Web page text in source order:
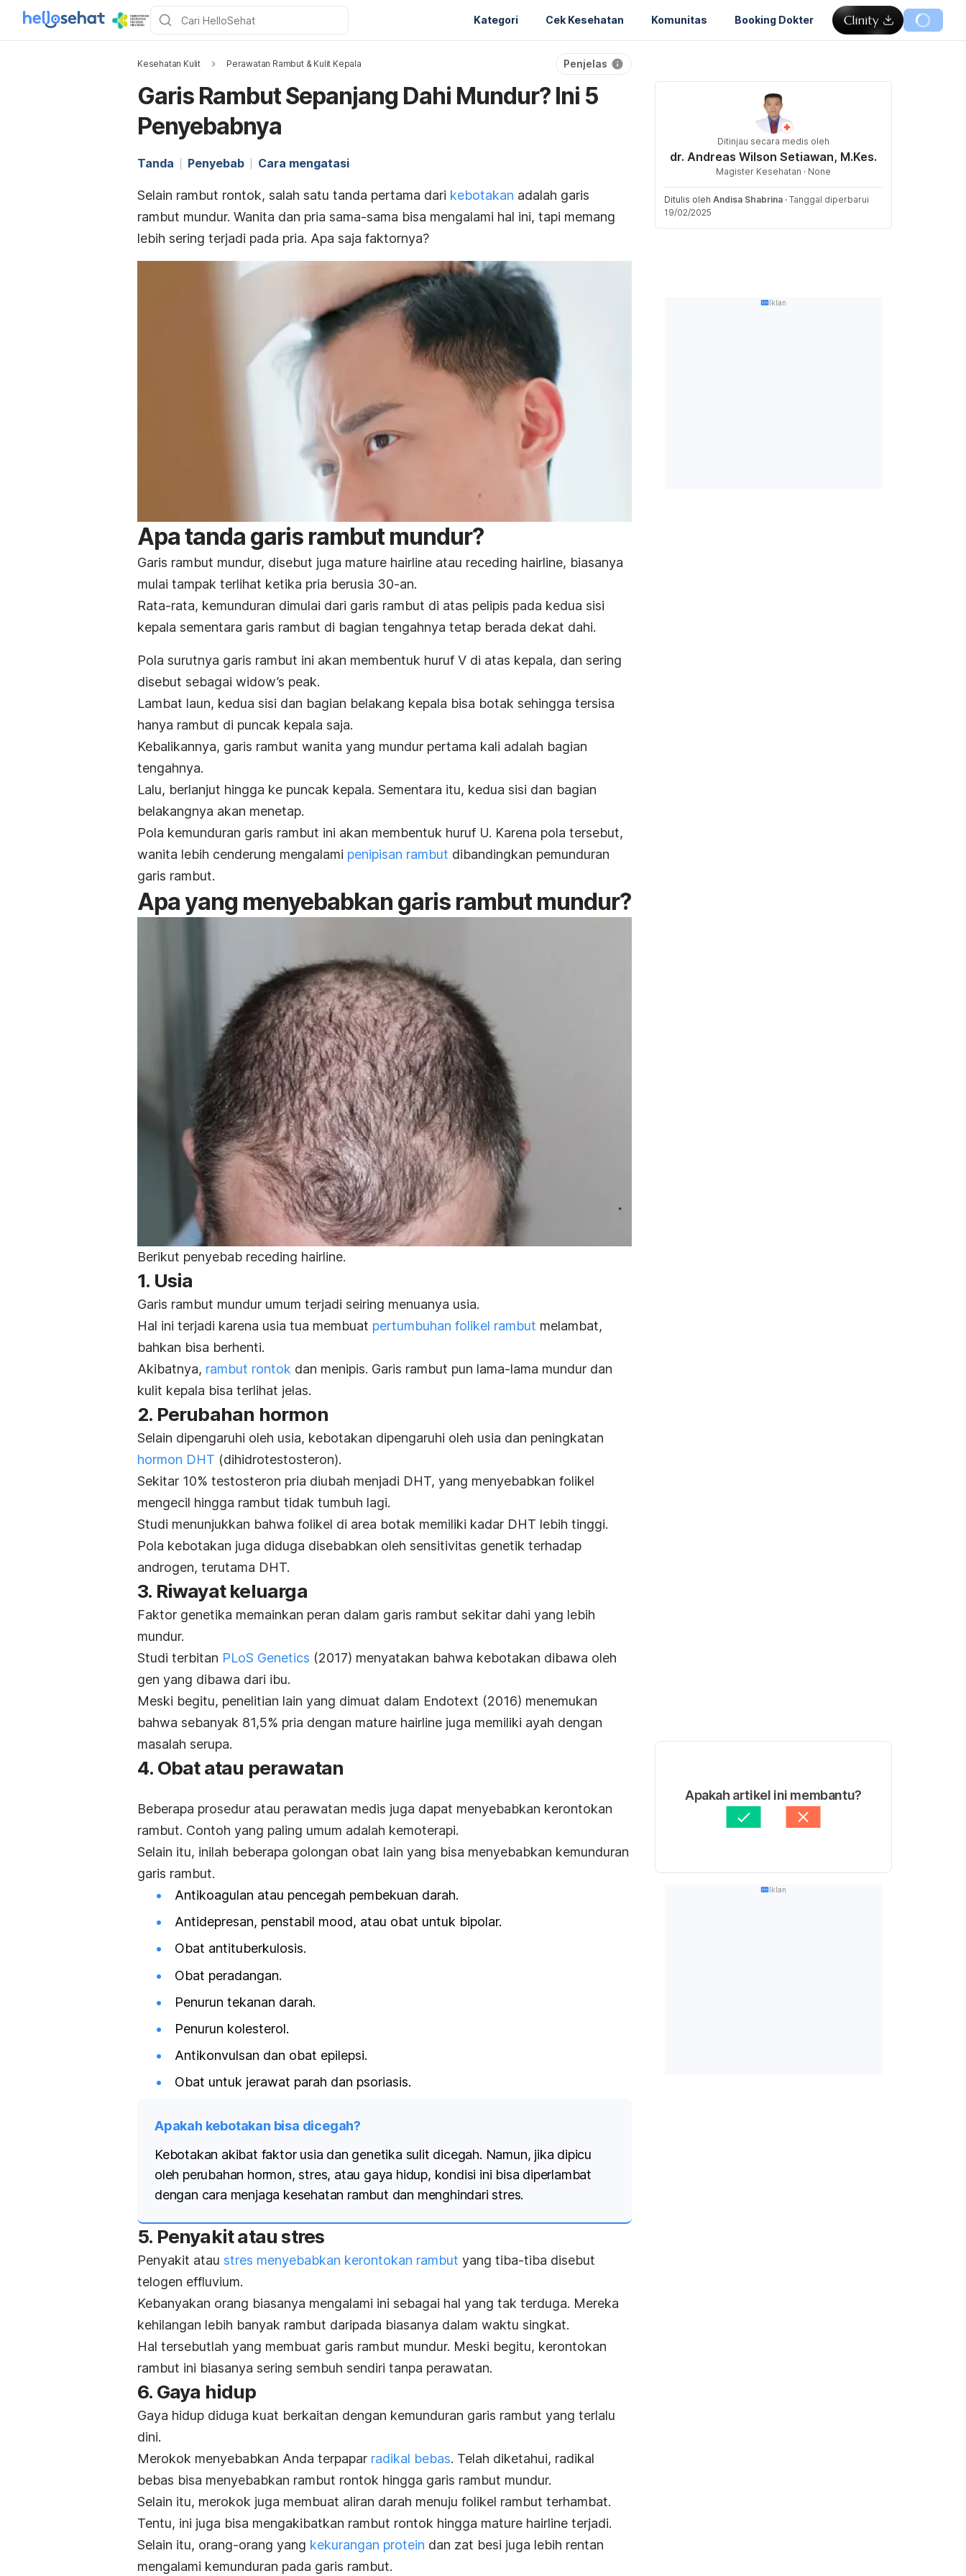
Kategori Cek Kesehatan Komunitas Booking Dokter
Kesehatan Kulit Perawatan Rambut & Kulit Kepala Penjelas
Garis Rambut Sepanjang Dahi Mundur? Ini 5
Penyebabnya
Tanda Penyebab Cara mengatasi
Selain rambut rontok, salah satu tanda pertama dari kebotakan adalah garis
rambut mundur. Wanita dan pria sama-sama bisa mengalami hal ini, tapi memang
lebih sering terjadi pada pria. Apa saja faktornya?
Apa tanda garis rambut mundur?
Garis rambut mundur, disebut juga mature hairline atau receding hairline, biasanya
mulai tampak terlihat ketika pria berusia 30-an.
Rata-rata, kemunduran dimulai dari garis rambut di atas pelipis pada kedua sisi
kepala sementara garis rambut di bagian tengahnya tetap berada dekat dahi.
Pola surutnya garis rambut ini akan membentuk huruf V di atas kepala, dan sering
disebut sebagai widow’s peak.
Lambat laun, kedua sisi dan bagian belakang kepala bisa botak sehingga tersisa
hanya rambut di puncak kepala saja.
Kebalikannya, garis rambut wanita yang mundur pertama kali adalah bagian
tengahnya.
Lalu, berlanjut hingga ke puncak kepala. Sementara itu, kedua sisi dan bagian
belakangnya akan menetap.
Pola kemunduran garis rambut ini akan membentuk huruf U. Karena pola tersebut,
wanita lebih cenderung mengalami penipisan rambut dibandingkan pemunduran
garis rambut.
Apa yang menyebabkan garis rambut mundur?
Berikut penyebab receding hairline.
1. Usia
Garis rambut mundur umum terjadi seiring menuanya usia.
Hal ini terjadi karena usia tua membuat pertumbuhan folikel rambut melambat,
bahkan bisa berhenti.
Akibatnya, rambut rontok dan menipis. Garis rambut pun lama-lama mundur dan
kulit kepala bisa terlihat jelas.
2. Perubahan hormon
Selain dipengaruhi oleh usia, kebotakan dipengaruhi oleh usia dan peningkatan
hormon DHT (dihidrotestosteron).
Sekitar 10% testosteron pria diubah menjadi DHT, yang menyebabkan folikel
mengecil hingga rambut tidak tumbuh lagi.
Studi menunjukkan bahwa folikel di area botak memiliki kadar DHT lebih tinggi.
Pola kebotakan juga diduga disebabkan oleh sensitivitas genetik terhadap
androgen, terutama DHT.
3. Riwayat keluarga
Faktor genetika memainkan peran dalam garis rambut sekitar dahi yang lebih
mundur.
Studi terbitan PLoS Genetics (2017) menyatakan bahwa kebotakan dibawa oleh
gen yang dibawa dari ibu.
Meski begitu, penelitian lain yang dimuat dalam Endotext (2016) menemukan
bahwa sebanyak 81,5% pria dengan mature hairline juga memiliki ayah dengan
masalah serupa.
4. Obat atau perawatan
Beberapa prosedur atau perawatan medis juga dapat menyebabkan kerontokan
rambut. Contoh yang paling umum adalah kemoterapi.
Selain itu, inilah beberapa golongan obat lain yang bisa menyebabkan kemunduran
garis rambut.
Antikoagulan atau pencegah pembekuan darah.
Antidepresan, penstabil mood, atau obat untuk bipolar.
Obat antituberkulosis.
Obat peradangan.
Penurun tekanan darah.
Penurun kolesterol.
Antikonvulsan dan obat epilepsi.
Obat untuk jerawat parah dan psoriasis.
Apakah kebotakan bisa dicegah?
Kebotakan akibat faktor usia dan genetika sulit dicegah. Namun, jika dipicu
oleh perubahan hormon, stres, atau gaya hidup, kondisi ini bisa diperlambat
dengan cara menjaga kesehatan rambut dan menghindari stres.
5. Penyakit atau stres
Penyakit atau stres menyebabkan kerontokan rambut yang tiba-tiba disebut
telogen effluvium.
Kebanyakan orang biasanya mengalami ini sebagai hal yang tak terduga. Mereka
kehilangan lebih banyak rambut daripada biasanya dalam waktu singkat.
Hal tersebutlah yang membuat garis rambut mundur. Meski begitu, kerontokan
rambut ini biasanya sering sembuh sendiri tanpa perawatan.
6. Gaya hidup
Gaya hidup diduga kuat berkaitan dengan kemunduran garis rambut yang terlalu
dini.
Merokok menyebabkan Anda terpapar radikal bebas. Telah diketahui, radikal
bebas bisa menyebabkan rambut rontok hingga garis rambut mundur.
Selain itu, merokok juga membuat aliran darah menuju folikel rambut terhambat.
Tentu, ini juga bisa mengakibatkan rambut rontok hingga mature hairline terjadi.
Selain itu, orang-orang yang kekurangan protein dan zat besi juga lebih rentan
mengalami kemunduran pada garis rambut.
Ditinjau secara medis oleh
dr. Andreas Wilson Setiawan, M.Kes.
Magister Kesehatan · None
Ditulis oleh Andisa Shabrina · Tanggal diperbarui
19/02/2025
Iklan
Apakah artikel ini membantu?
Iklan